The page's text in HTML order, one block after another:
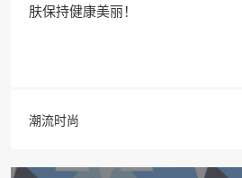
肤保持健康美丽！
潮流时尚